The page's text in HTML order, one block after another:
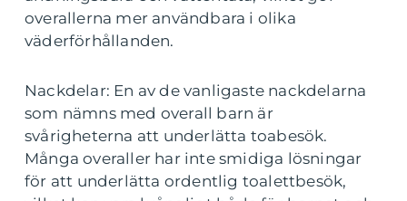
overallerna mer användbara i olika
väderförhållanden.
Nackdelar: En av de vanligaste nackdelarna
som nämns med overall barn är
svårigheterna att underlätta toabesök.
Många overaller har inte smidiga lösningar
för att underlätta ordentlig toalettbesök,